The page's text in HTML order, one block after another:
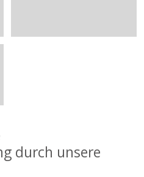
durch unsere